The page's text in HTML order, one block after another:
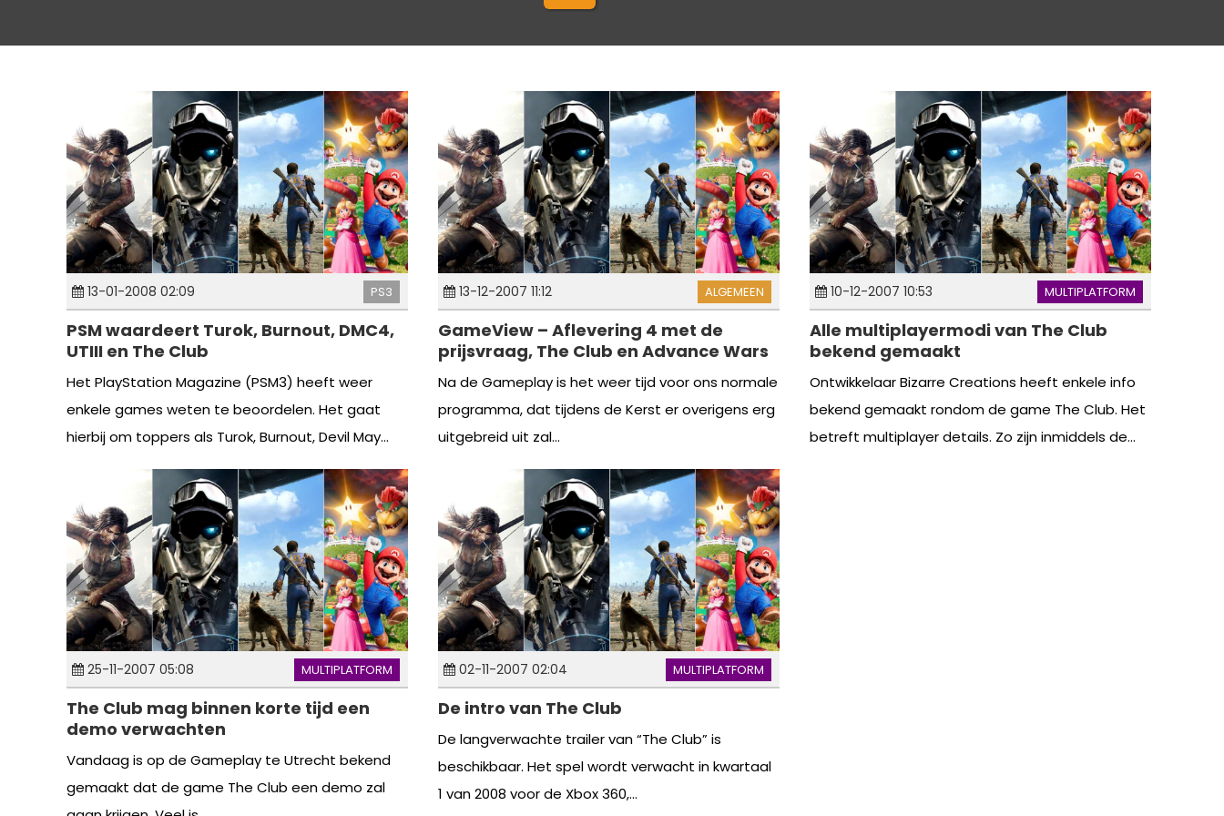
13-01-2008 02:09 PS3
PSM waardeert Turok, Burnout, DMC4,
UTIII en The Club
Het PlayStation Magazine (PSM3) heeft weer
enkele games weten te beoordelen. Het gaat
hierbij om toppers als Turok, Burnout, Devil May...
13-12-2007 11:12 ALGEMEEN
GameView – Aflevering 4 met de
prijsvraag, The Club en Advance Wars
Na de Gameplay is het weer tijd voor ons normale
programma, dat tijdens de Kerst er overigens erg
uitgebreid uit zal...
10-12-2007 10:53 MULTIPLATFORM
Alle multiplayermodi van The Club
bekend gemaakt
Ontwikkelaar Bizarre Creations heeft enkele info
bekend gemaakt rondom de game The Club. Het
betreft multiplayer details. Zo zijn inmiddels de...
25-11-2007 05:08 MULTIPLATFORM
The Club mag binnen korte tijd een
demo verwachten
Vandaag is op de Gameplay te Utrecht bekend
gemaakt dat de game The Club een demo zal
02-11-2007 02:04 MULTIPLATFORM
De intro van The Club
De langverwachte trailer van “The Club” is
beschikbaar. Het spel wordt verwacht in kwartaal
1 van 2008 voor de Xbox 360,...